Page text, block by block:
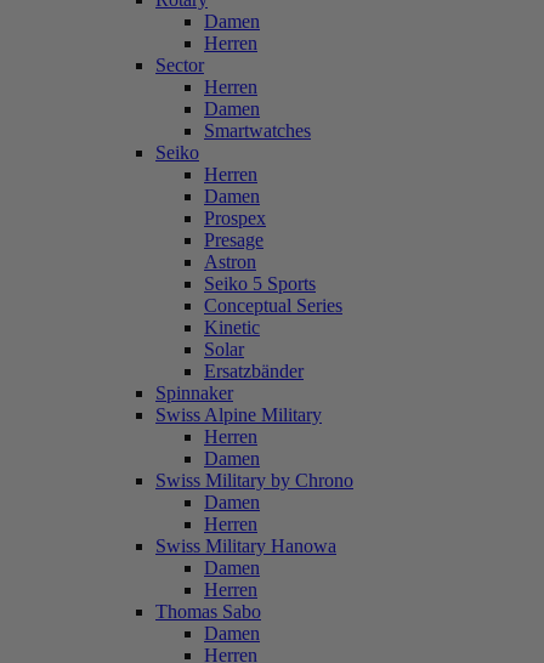
Damen
Herren
Sector
Herren
Damen
Smartwatches
Seiko
Herren
Damen
Prospex
Presage
Astron
Seiko 5 Sports
Conceptual Series
Kinetic
Solar
Ersatzbänder
Spinnaker
Swiss Alpine Military
Herren
Damen
Swiss Military by Chrono
Damen
Herren
Swiss Military Hanowa
Damen
Herren
Thomas Sabo
Damen
Herren